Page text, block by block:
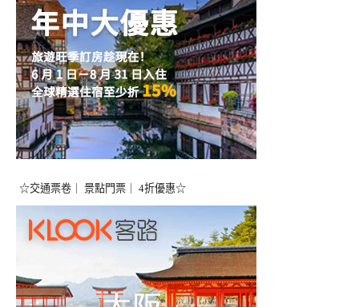
☆交通票卷｜ 景點門票｜ 4折優惠☆